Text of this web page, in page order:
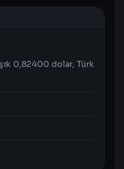
0,82400 dolar, Türk